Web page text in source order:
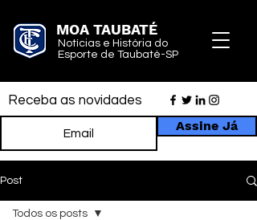
MOA TAUBATÉ
Notícias e História do
Esporte de Taubaté-SP
Receba as novidades
Assine Já
Post
Todos os posts